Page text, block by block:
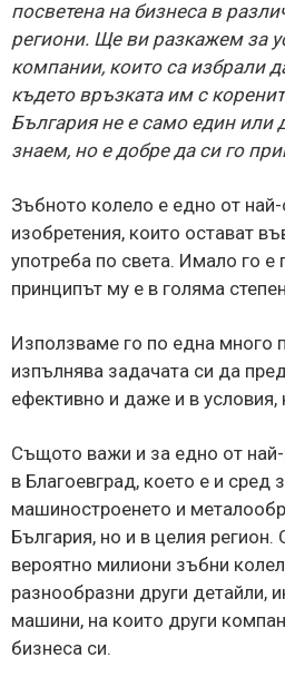
посветена на бизнеса в
региони. Ще ви разкажем за
компании, които са избрали
където връзката им с
България не е само един или
знаем, но е добре да си го
Зъбното колело е едно от най-
изобретения, които остават
употреба по света. Имало го е
принципът му е в голяма
Използваме го по една много
изпълнява задачата си да
ефективно и даже и в условия,
Същото важи и за едно от
в Благоевград, което е и сред
машиностроенето и
България, но и в целия регион.
вероятно милиони зъбни
разнообразни други детайли,
машини, на които други
бизнеса си.